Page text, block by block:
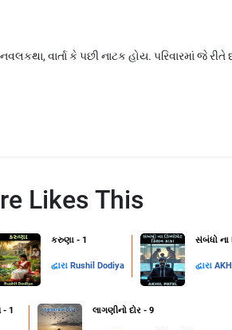
વાર્તા કે પછી નાટક હોય. પરિવારમાં જે
Likes This
કરુણા - 1
દ્વારા Rushil Dodiya
સંબંધો ના
દ્વારા
1 લાગણીનો દોર - 9